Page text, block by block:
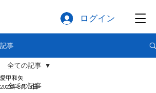
ログイン
記事
全ての記事
全ての記事
愛甲和矢
2023年8月15日